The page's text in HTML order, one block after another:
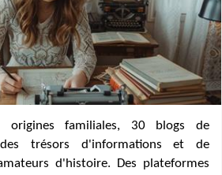
origines familiales, 30 blogs de
trésors d'informations et de
d'histoire. Des plateformes